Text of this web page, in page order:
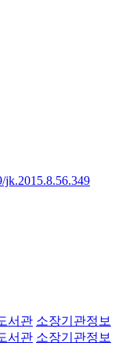
jk.2015.8.56.349
서관 소장기관정보
서관 소장기관정보